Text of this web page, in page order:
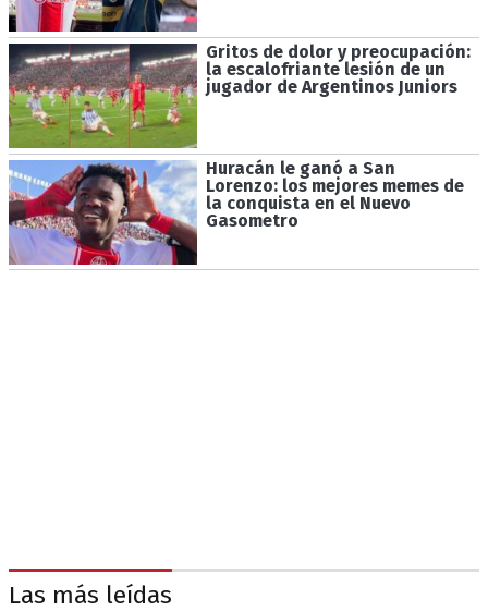
Gritos de dolor y preocupación:
la escalofriante lesión de un
jugador de Argentinos Juniors
Huracán le ganó a San
Lorenzo: los mejores memes de
la conquista en el Nuevo
Gasometro
Las más leídas